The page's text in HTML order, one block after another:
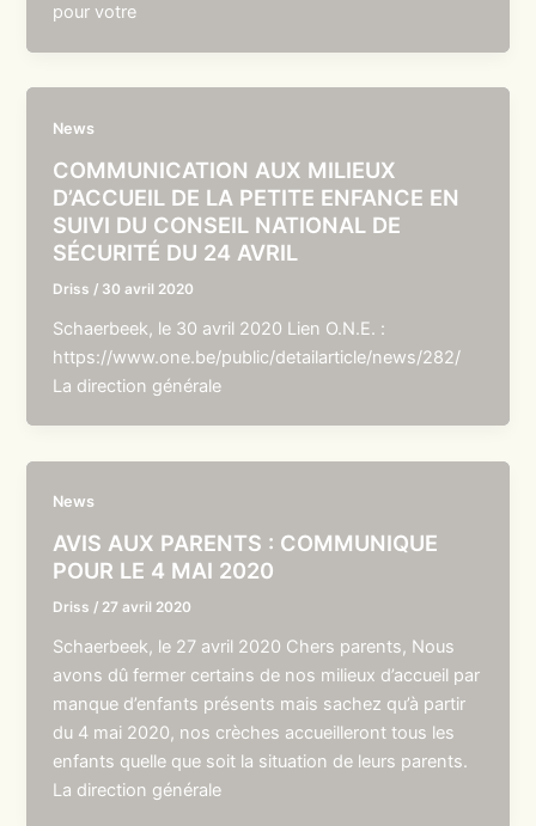
pour votre
News
COMMUNICATION AUX MILIEUX
D’ACCUEIL DE LA PETITE ENFANCE EN
SUIVI DU CONSEIL NATIONAL DE
SÉCURITÉ DU 24 AVRIL
Driss / 30 avril 2020
Schaerbeek, le 30 avril 2020 Lien O.N.E. :
https://www.one.be/public/detailarticle/news/282/
La direction générale
News
AVIS AUX PARENTS : COMMUNIQUE
POUR LE 4 MAI 2020
Driss / 27 avril 2020
Schaerbeek, le 27 avril 2020 Chers parents, Nous
avons dû fermer certains de nos milieux d’accueil par
manque d’enfants présents mais sachez qu’à partir
du 4 mai 2020, nos crèches accueilleront tous les
enfants quelle que soit la situation de leurs parents.
La direction générale